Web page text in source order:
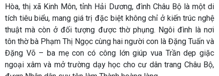
Hòa, thị xã Kinh Môn, tỉnh Hải Dương, đình Châu Bộlà một di
tích tiêu biểu, mang giá trị đặc biệt không chỉ ở kiến trúc nghệ
thuật mà còn ở đối tượng được thờ phụng. Ngôi đình là nơi
tôn thờbà Phạm Thị Ngọc cùng hai người con là Đặng Tuấn và
Đặng Võ– ba mẹ con có công lớn giúp vua Trần dẹp giặc
ngoại xâm và mở trường dạy học cho cư dân trang Châu Bộ,